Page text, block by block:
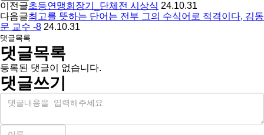
이전글초등연맹회장기_단체전 시상식 24.10.31
다음글최고를 뜻하는 단어는 전부 그의 수식어로 적격이다, 김동
문 교수 -8 24.10.31
댓글목록
댓글목록
등록된 댓글이 없습니다.
댓글쓰기
내
이